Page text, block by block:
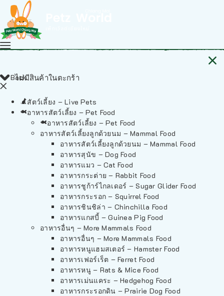
ไม่มีสินค้าในตะกร้า
Back
สัตว์เลี้ยง – Live Pets
อาหารสัตว์เลี้ยง – Pet Food
อาหารสัตว์เลี้ยง – Pet Food
อาหารสัตว์เลี้ยงลูกด้วยนม – Mammal Food
อาหารสัตว์เลี้ยงลูกด้วยนม – Mammal Food
อาหารสุนัข – Dog Food
อาหารแมว – Cat Food
อาหารกระต่าย – Rabbit Food
อาหารชูก้าร์ไกลเดอร์ – Sugar Glider Food
อาหารกระรอก – Squirrel Food
อาหารชินชิล่า – Chinchilla Food
อาหารแกสบี้ – Guinea Pig Food
อาหารอื่นๆ – More Mammals Food
อาหารอื่นๆ – More Mammals Food
อาหารหนูแฮมสเตอร์ – Hamster Food
อาหารเฟอร์เร็ต – Ferret Food
อาหารหนู – Rats & Mice Food
อาหารเม่นแคระ – Hedgehog Food
อาหารกระรอกดิน – Prairie Dog Food